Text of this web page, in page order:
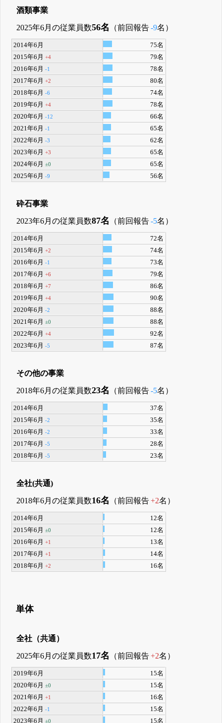
酒類事業
2025年6月の従業員数56名 （前回報告-9名）
2014年6月
75名
2015年6月+4
79名
2016年6月-1
78名
2017年6月+2
80名
2018年6月-6
74名
2019年6月+4
78名
2020年6月-12
66名
2021年6月-1
65名
2022年6月-3
62名
2023年6月+3
65名
2024年6月±0
65名
2025年6月-9 56名
砕石事業
2023年6月の従業員数87名 （前回報告-5名）
2014年6月
72名
2015年6月+2
74名
2016年6月-1
73名
2017年6月+6
79名
2018年6月+7
86名
2019年6月+4
90名
2020年6月-2
88名
2021年6月±0
88名
2022年6月+4
92名
2023年6月-5 87名
その他の事業
2018年6月の従業員数23名 （前回報告-5名）
2014年6月
37名
2015年6月-2
35名
2016年6月-2
33名
2017年6月-5
28名
2018年6月-5 23名
全社(共通)
2018年6月の従業員数16名 （前回報告+2名）
2014年6月
12名
2015年6月±0
12名
2016年6月+1
13名
2017年6月+1
14名
2018年6月+2 16名
単体
全社（共通）
2025年6月の従業員数17名 （前回報告+2名）
2019年6月
15名
2020年6月±0
15名
2021年6月+1
16名
2022年6月-1
15名
2023年6月±0
15名